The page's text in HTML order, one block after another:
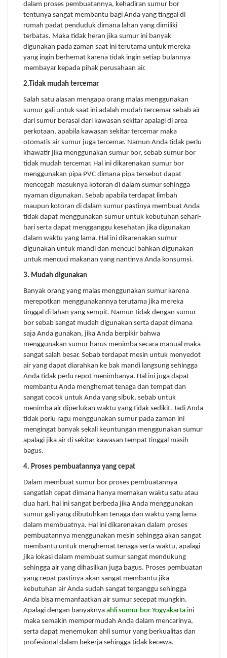
dalam proses pembuatannya, kehadiran sumur bor
tentunya sangat membantu bagi Anda yang tinggal di
rumah padat penduduk dimana lahan yang dimiliki
terbatas. Maka tidak heran jika sumur ini banyak
digunakan pada zaman saat ini terutama untuk mereka
yang ingin berhemat karena tidak ingin setiap bulannya
membayar kepada pihak perusahaan air.
2.Tidak mudah tercemar
Salah satu alasan mengapa orang malas menggunakan
sumur gali untuk saat ini adalah mudah tercemar sebab air
dari sumur berasal dari kawasan sekitar apalagi di area
perkotaan, apabila kawasan sekitar tercemar maka
otomatis air sumur juga tercemar. Namun Anda tidak perlu
khawatir jika menggunakan sumur bor, sebab sumur bor
tidak mudah tercemar. Hal ini dikarenakan sumur bor
menggunakan pipa PVC dimana pipa tersebut dapat
mencegah masuknya kotoran di dalam sumur sehingga
nyaman digunakan. Sebab apabila terdapat limbah
maupun kotoran di dalam sumur pastinya membuat Anda
tidak dapat menggunakan sumur untuk kebutuhan sehari-
hari serta dapat mengganggu kesehatan jika digunakan
dalam waktu yang lama. Hal ini dikarenakan sumur
digunakan untuk mandi dan mencuci bahkan digunakan
untuk mencuci makanan yang nantinya Anda konsumsi.
3. Mudah digunakan
Banyak orang yang malas menggunakan sumur karena
merepotkan menggunakannya terutama jika mereka
tinggal di lahan yang sempit. Namun tidak dengan sumur
bor sebab sangat mudah digunakan serta dapat dimana
saja Anda gunakan, jika Anda berpikir bahwa
menggunakan sumur harus menimba secara manual maka
sangat salah besar. Sebab terdapat mesin untuk menyedot
air yang dapat diarahkan ke bak mandi langsung sehingga
Anda tidak perlu repot menimbanya. Hal ini juga dapat
membantu Anda menghemat tenaga dan tempat dan
sangat cocok untuk Anda yang sibuk, sebab untuk
menimba air diperlukan waktu yang tidak sedikit. Jadi Anda
tidak perlu ragu menggunakan sumur pada zaman ini
mengingat banyak sekali keuntungan menggunakan sumur
apalagi jika air di sekitar kawasan tempat tinggal masih
bagus.
4. Proses pembuatannya yang cepat
Dalam membuat sumur bor proses pembuatannya
sangatlah cepat dimana hanya memakan waktu satu atau
dua hari, hal ini sangat berbeda jika Anda menggunakan
sumur gali yang dibutuhkan tenaga dan waktu yang lama
dalam membuatnya. Hal ini dikarenakan dalam proses
pembuatannya menggunakan mesin sehingga akan sangat
membantu untuk menghemat tenaga serta waktu, apalagi
jika lokasi dalam membuat sumur sangat mendukung
sehingga air yang dihasilkan juga bagus. Proses pembuatan
yang cepat pastinya akan sangat membantu jika
kebutuhan air Anda sudah sangat terganggu sehingga
Anda bisa memanfaatkan air sumur secepat mungkin.
Apalagi dengan banyaknya ahli sumur bor Yogyakarta ini
maka semakin mempermudah Anda dalam mencarinya,
serta dapat menemukan ahli sumur yang berkualitas dan
profesional dalam bekerja sehingga tidak kecewa.